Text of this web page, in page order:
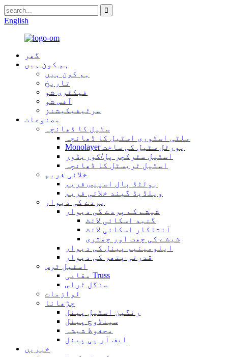
English
گھر
ہم کون ہیں
ہم کون ہیں
تاریخ
فیکٹری شو
آفس شو
سرٹیفیکیشنز
مصنوعات
سٹیل کا ڈھانچہ
ملٹی اسٹوری اسٹیل کا ڈھانچہ
Monolayer پورٹل سٹیل کی ساخت
اسٹیل سٹرکچر پل/کوریڈور
اسٹیل ٹریسٹل کا ڈھانچہ
خلائی فریم
بولٹڈ بال اسپیس فریم
ویلڈیڈ گیند خلائی فریم
پردے کی دیوار
شیشے کے پردے کی دیوار
گنبد اسکائی لائٹ
آئتاکار اسکائی لائٹ
شیشے کی چھت اور چھتری
ایلومینیم پینل کی دیوار
قدرتی پتھر کی دیوار
اسٹیل ٹرس
مقامی Truss
سنگل ٹراس
لوازمات
چڑھانا
رنگین اسٹیل پینل
سینڈوچ پینل
محفوظ شیشہ
ایف آر پی پینل
خبریں